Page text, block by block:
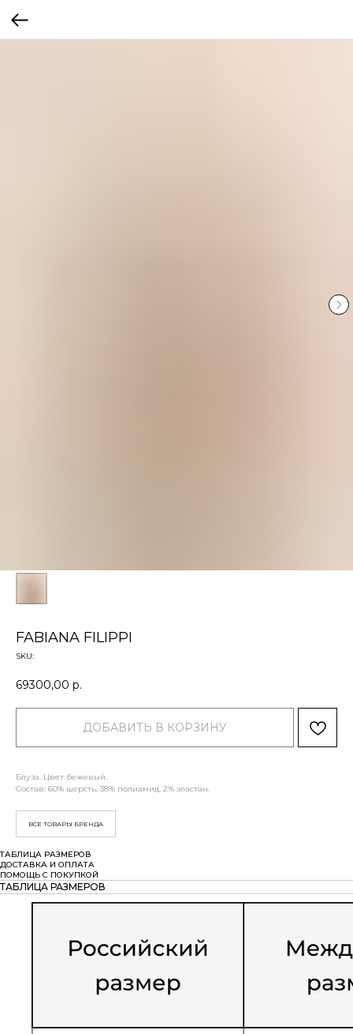
FABIANA FILIPPI
SKU:
69300,00 р.
ДОБАВИТЬ В КОРЗИНУ
Блуза. Цвет бежевый.
Состав: 60% шерсть, 38% полиамид, 2% эластан.
ВСЕ ТОВАРЫ БРЕНДА
ТАБЛИЦА РАЗМЕРОВ
ДОСТАВКА И ОПЛАТА
ПОМОЩЬ С ПОКУПКОЙ
ТАБЛИЦА РАЗМЕРОВ